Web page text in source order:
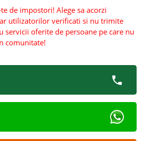
te de impostori! Alege sa acorzi
utilizatorilor verificati si nu trimite
servicii oferite de persoane pe care nu
comunitate!